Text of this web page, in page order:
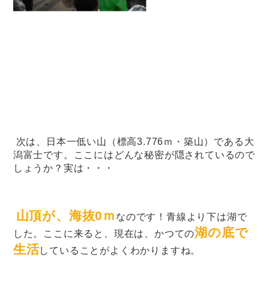
次は、日本一低い山（標高3.776ｍ・築山）である大
潟富士です。ここにはどんな秘密が隠されているので
しょうか？実は・・・
山頂が、海抜0 ｍ なのです！青線より下は湖で
した。ここに来ると、現在は、かつての湖の底で
生活していることがよくわかりますね。